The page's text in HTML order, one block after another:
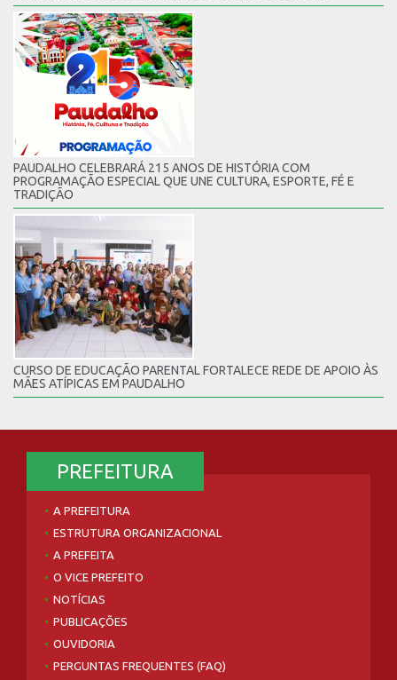
PAUDALHO CELEBRARÁ 215 ANOS DE HISTÓRIA COM
PROGRAMAÇÃO ESPECIAL QUE UNE CULTURA, ESPORTE, FÉ E
TRADIÇÃO
CURSO DE EDUCAÇÃO PARENTAL FORTALECE REDE DE APOIO ÀS
MÃES ATÍPICAS EM PAUDALHO
PREFEITURA
A PREFEITURA
ESTRUTURA ORGANIZACIONAL
A PREFEITA
O VICE PREFEITO
NOTÍCIAS
PUBLICAÇÕES
OUVIDORIA
PERGUNTAS FREQUENTES (FAQ)